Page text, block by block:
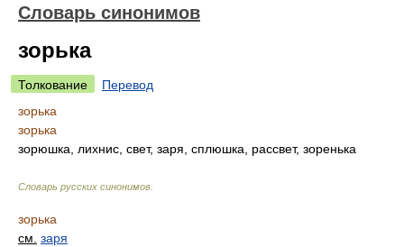
Словарь синонимов
зорька
Толкование
Перевод
зорька
зорька
зорюшка, лихнис, свет, заря, сплюшка, рассвет, зоренька
Словарь русских синонимов
зорька
см. заря